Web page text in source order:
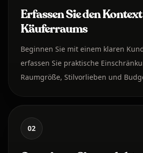
Erfassen Sie den
Käuferraums
Beginnen Sie mit einem klaren
erfassen Sie praktische
Raumgröße, Stilvorlieben und
02